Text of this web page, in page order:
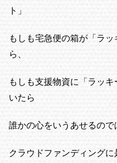
ト」
もしも宅急便の箱が「ラ
ら、
もしも支援物資に「ラッ
いたら
誰かの心をいうあせるので
クラウドファンディング